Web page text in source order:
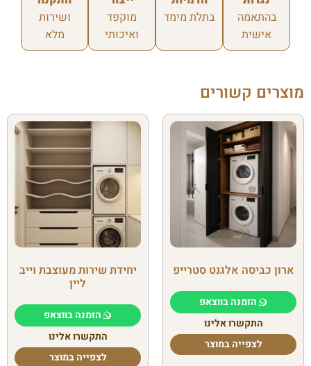
בהתאמה
אישית
בתלת מימד
מוקפד
ואיכותי
ושירות
מלא
מוצרים קשורים
ארון כביסה אלגנט סטרייפ
הזמנה בווצאפ
התקשרו אלינו
לצפייה במוצר
יחידת שירות מעוצבת וייב
ליין
הזמנה בווצאפ
התקשרו אלינו
לצפייה במוצר